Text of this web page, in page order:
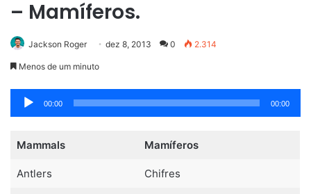
– Mamíferos.
Jackson Roger dez 8, 2013 0 2.314
Menos de um minuto
Tocador
de
00:00 00:00
Mammals Mamíferos
Antlers Chifres